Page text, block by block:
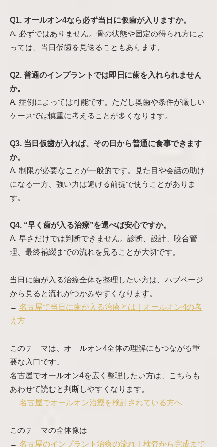
Q1. オールオン4なら必ず当日に仮歯が入りますか。
A. 必ずではありません。骨の状態や固定の得られ方によ
っては、当日仮歯を見送ることもあります。
Q2. 普通のインプラントでは即日に歯を入れられません
か。
A. 症例によっては可能です。ただし奥歯や条件が厳しい
ケースでは慎重に考えることが多くなります。
Q3. 当日仮歯が入れば、その日から普通に食事できます
か。
A. 制限が必要なことが一般的です。見た目や会話の助け
になる一方、強い力は避ける前提で使うことがありま
す。
Q4. “早く歯が入る治療”を選べば安心ですか。
A. 早さだけでは判断できません。診断、設計、咬合管
理、最終補綴までの流れを見ることが大切です。
当日に歯が入る治療全体を整理したい方は、ハブページ
から見ると流れがつかみやすくなります。
→ 名古屋で当日に歯が入る治療とは｜オールオン4の考
え方
このテーマは、オールオン4全体の理解にもつながる重
要な入口です。
名古屋でオールオン4を広く整理したい方は、こちらも
あわせて読むと判断しやすくなります。
→ 名古屋でオールオン治療を検討されている方へ
このテーマの全体像は
→ 名古屋のインプラント治療の流れ｜検査から完成まで